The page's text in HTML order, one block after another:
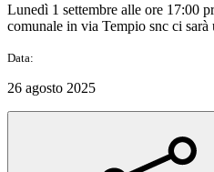
Lunedì 1 settembre alle ore 17:00
comunale in via Tempio snc ci
Data:
26 agosto 2025